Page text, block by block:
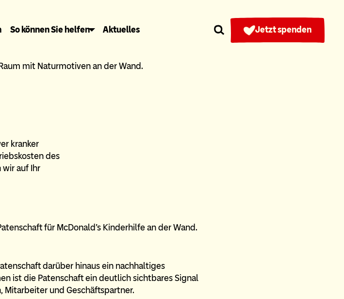
So können Sie helfen Aktuelles Jetzt spenden
kranker
des
wir auf Ihr
darüber hinaus ein nachhaltiges
ist die Patenschaft ein deutlich sichtbares Signal
und Geschäftspartner.